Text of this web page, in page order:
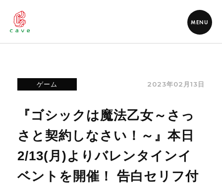
MENU
ゲーム 2023年02月13日
『ゴシックは魔法乙女～さっ
さと契約しなさい！～』本日
2/13(月)よりバレンタインイ
ベントを開催！ 告白セリフ付